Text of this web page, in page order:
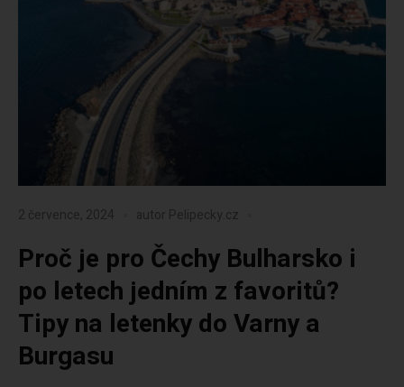
2 července, 2024 autor Pelipecky.cz
Proč je pro Čechy Bulharsko i
po letech jedním z favoritů?
Tipy na letenky do Varny a
Burgasu